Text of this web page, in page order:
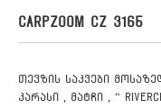
CARPZOOM CZ 3165
თევზის საკვები
კარასი , მატჩი , “